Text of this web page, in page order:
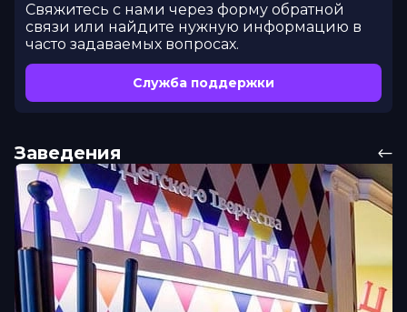
Cвяжитесь с нами через форму обратной
связи или найдите нужную информацию в
часто задаваемых вопросах.
Служба поддержки
Заведения